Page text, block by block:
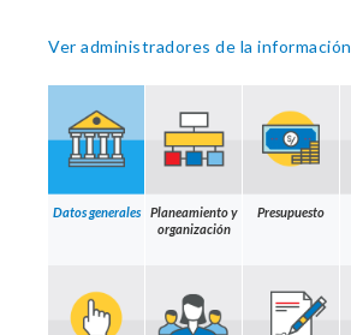
Ver administradores de la información
Datos generales
Planeamiento y
organización
Presupuesto